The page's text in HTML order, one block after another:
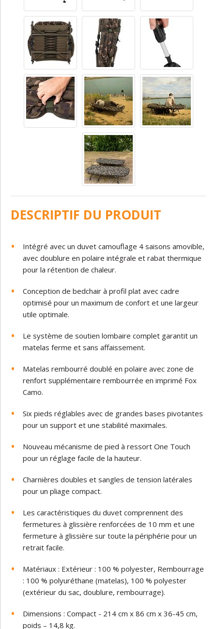
DESCRIPTIF DU PRODUIT
Intégré avec un duvet camouflage 4 saisons amovible,
avec doublure en polaire intégrale et rabat thermique
pour la rétention de chaleur.
Conception de bedchair à profil plat avec cadre
optimisé pour un maximum de confort et une largeur
utile optimale.
Le système de soutien lombaire complet garantit un
matelas ferme et sans affaissement.
Matelas rembourré doublé en polaire avec zone de
renfort supplémentaire rembourrée en imprimé Fox
Camo.
Six pieds réglables avec de grandes bases pivotantes
pour un support et une stabilité maximales.
Nouveau mécanisme de pied à ressort One Touch
pour un réglage facile de la hauteur.
Charnières doubles et sangles de tension latérales
pour un pliage compact.
Les caractéristiques du duvet comprennent des
fermetures à glissière renforcées de 10 mm et une
fermeture à glissière sur toute la périphérie pour un
retrait facile.
Matériaux : Extérieur : 100 % polyester, Rembourrage
: 100 % polyuréthane (matelas), 100 % polyester
(extérieur du sac, doublure, rembourrage).
Dimensions : Compact - 214 cm x 86 cm x 36-45 cm,
poids – 14,8 kg.